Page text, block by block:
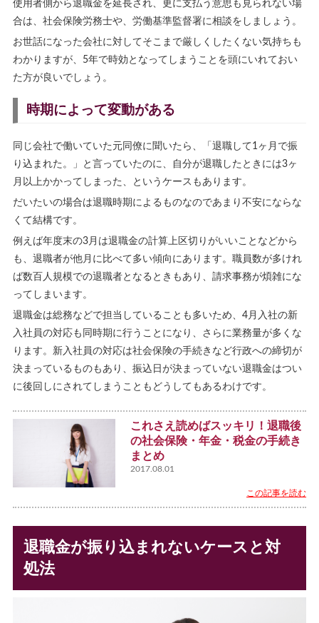
使用者側から退職金を延長され、更に支払う意思も見られない場
合は、社会保険労務士や、労働基準監督署に相談をしましょう。
お世話になった会社に対してそこまで厳しくしたくない気持ちも
わかりますが、5年で時効となってしまうことを頭にいれておい
た方が良いでしょう。
時期によって変動がある
同じ会社で働いていた元同僚に聞いたら、「退職して1ヶ月で振
り込まれた。」と言っていたのに、自分が退職したときには3ヶ
月以上かかってしまった、というケースもあります。
だいたいの場合は退職時期によるものなのであまり不安にならな
くて結構です。
例えば年度末の3月は退職金の計算上区切りがいいことなどから
も、退職者が他月に比べて多い傾向にあります。職員数が多けれ
ば数百人規模での退職者となるときもあり、請求事務が煩雑にな
ってしまいます。
退職金は総務などで担当していることも多いため、4月入社の新
入社員の対応も同時期に行うことになり、さらに業務量が多くな
ります。新入社員の対応は社会保険の手続きなど行政への締切が
決まっているものもあり、振込日が決まっていない退職金はつい
に後回しにされてしまうこともどうしてもあるわけです。
これさえ読めばスッキリ！退職後
の社会保険・年金・税金の手続き
まとめ
2017.08.01
この記事を読む
退職金が振り込まれないケースと対
処法